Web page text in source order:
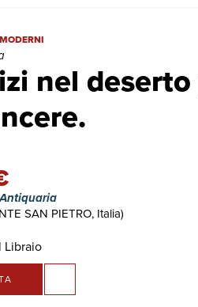
nel
per vivere, per combattere, per
SAN PIETRO, Italia)
Libraio